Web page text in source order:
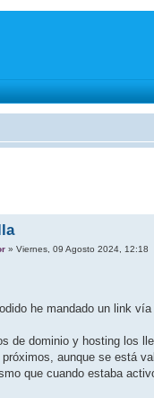
» Viernes, 09 Agosto 2024, 12:18
he mandado un link
de dominio y hosting los
aunque se está
que cuando estaba